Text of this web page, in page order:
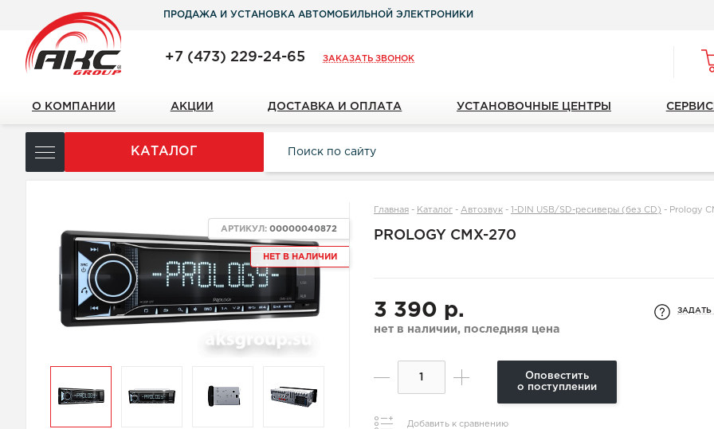
ПРОДАЖА И УСТАНОВКА АВТОМОБИЛЬНОЙ ЭЛЕКТРОНИКИ
+7 (473) 229-24-65 ЗАКАЗАТЬ ЗВОНОК
О КОМПАНИИ АКЦИИ ДОСТАВКА И ОПЛАТА УСТАНОВОЧНЫЕ ЦЕНТРЫ
КАТАЛОГ
НЕТ В НАЛИЧИИ
АРТИКУЛ:00000040872
Главная - Каталог -Автозвук - 1-DIN USB/SD-ресиверы (без CD) - Prology
PROLOGY CMX-270
3 390 р.
нет в наличии, последняя цена
Оповестить
о поступлении
Добавить к сравнению